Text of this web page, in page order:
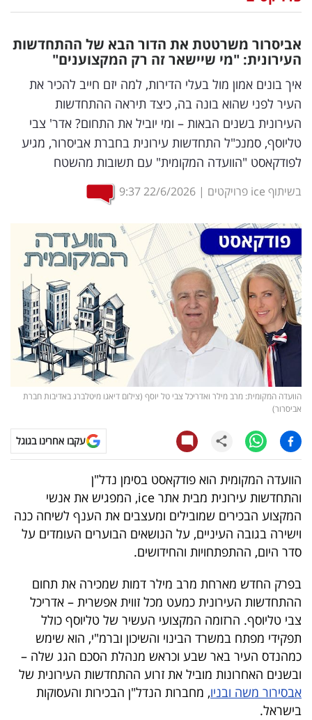
דיגיטל
וטק
שיווק
ופרסום
משפט
מדדים
ומחקרים
דעות
רכילות
עסקית
קריפטו
ויראלי
טלוויזיה
עסקי
ספורט
קריירה
ולימודים
מינויים
רייטינג
רכב
בריאות
תרבות
ופנאי
אביסרור משרטטת את הדור הבא של ההתחדשות
העירונית: "מי שיישאר זה רק המקצוענים"
איך בונים אמון מול בעלי הדירות, למה יזם חייב להכיר את
העיר לפני שהוא בונה בה, כיצד תיראה ההתחדשות
העירונית בשנים הבאות – ומי יוביל את התחום? אדר' צבי
טליוסף, סמנכ"ל התחדשות עירונית בחברת אביסרור, מגיע
לפודקאסט "הוועדה המקומית" עם תשובות מהשטח
בשיתוף ice פרויקטים |
22/6/2026
9:37
הוועדה המקומית: מרב מילר ואדריכל צבי טל יוסף (צילום דיאגו מיטלברג באדיבות חברת
אביסרור)
עקבו אחרינו בגוגל
הוועדה המקומית הוא פודקאסט בסימן נדל"ן
והתחדשות עירונית מבית אתר ice, המפגיש את אנשי
המקצוע הבכירים שמובילים ומעצבים את הענף לשיחה כנה
וישירה בגובה העיניים, על הנושאים הבוערים העומדים על
סדר היום, ההתפתחויות והחידושים.
בפרק החדש מארחת מרב מילר דמות שמכירה את תחום
ההתחדשות העירונית כמעט מכל זווית אפשרית – אדריכל
צבי טליוסף. הרזומה המקצועי העשיר של טליוסף כולל
תפקידי מפתח במשרד הבינוי והשיכון וברמ"י, הוא שימש
כמהנדס העיר באר שבע וכראש מנהלת הסכם הגג שלה –
ובשנים האחרונות מוביל את זרוע ההתחדשות העירונית של
אבסירור משה ובניו, מחברות הנדל"ן הבכירות והעסוקות
בישראל.